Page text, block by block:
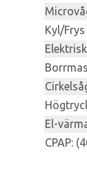
Kyl/
El-
CPAP: